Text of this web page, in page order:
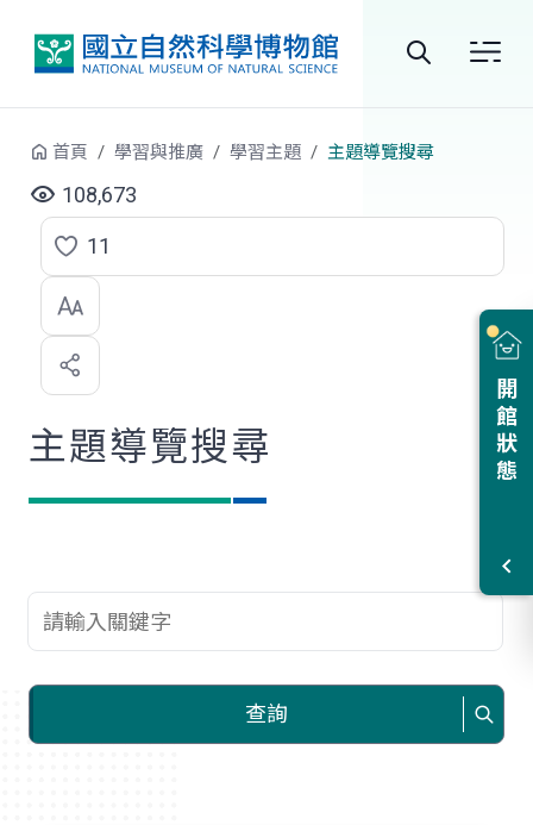
站
尋
開館狀態
首頁 學習與推廣 學習主題 主題導覽搜尋
108,673
點
選
喜
歡
11
主題導覽搜尋
查詢關鍵字
查詢